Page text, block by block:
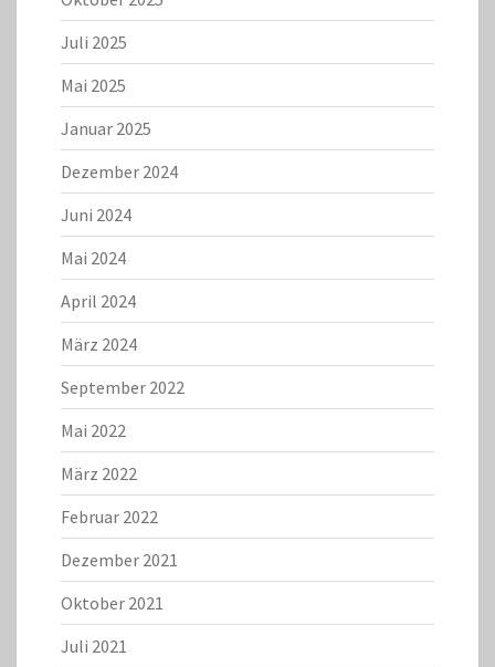
Juli 2025
Mai 2025
Januar 2025
Dezember 2024
Juni 2024
Mai 2024
April 2024
März 2024
September 2022
Mai 2022
März 2022
Februar 2022
Dezember 2021
Oktober 2021
Juli 2021